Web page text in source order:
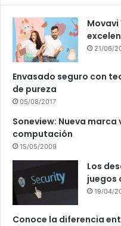
21/06/
Envasado seguro con
de pureza
05/08/2017
Soneview: Nueva
computación
15/05/2009
Los
juegos
19/04/
Conoce la diferencia